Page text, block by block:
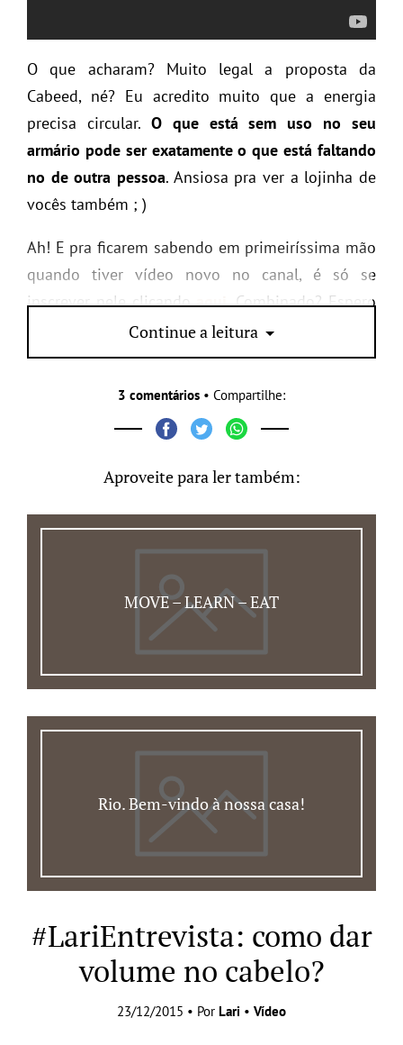
O que acharam? Muito legal a proposta da
Cabeed, né? Eu acredito muito que a energia
precisa circular. O que está sem uso no seu
armário pode ser exatamente o que está faltando
no de outra pessoa. Ansiosa pra ver a lojinha de
vocês também ; )
Ah! E pra ficarem sabendo em primeiríssima mão
quando tiver vídeo novo no canal, é só se
inscrever nele clicandoaqui. Combinado? Espero
vocês por lá também!Continue a leitura
3 comentários • Compartilhe:
Aproveite para ler também:
MOVE – LEARN – EAT
Rio. Bem-vindo à nossa casa!
#LariEntrevista: como dar
volume no cabelo?
23/12/2015 • Por Lari • Vídeo